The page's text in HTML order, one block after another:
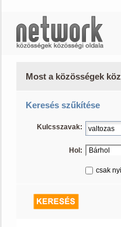
Most a közösségek
Keresés szűkítése
Kulcsszavak:
Hol:
csak